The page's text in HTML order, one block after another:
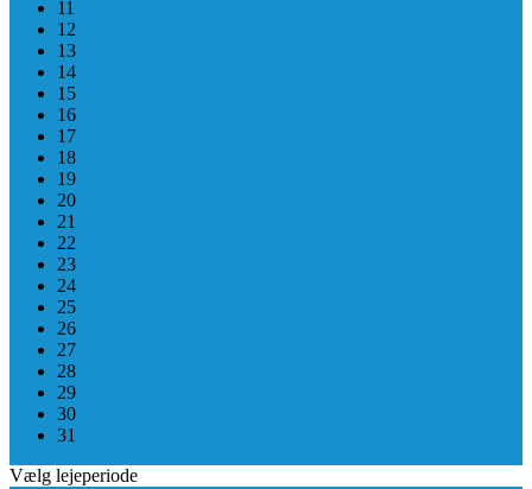
11
12
13
14
15
16
17
18
19
20
21
22
23
24
25
26
27
28
29
30
31
Vælg lejeperiode